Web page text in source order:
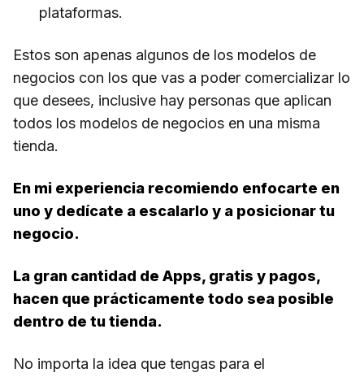
plataformas.
Estos son apenas algunos de los modelos de
negocios con los que vas a poder comercializar lo
que desees, inclusive hay personas que aplican
todos los modelos de negocios en una misma
tienda.
En mi experiencia recomiendo enfocarte en
uno y dedícate a escalarlo y a posicionar tu
negocio.
La gran cantidad de Apps, gratis y pagos,
hacen que prácticamente todo sea posible
dentro de tu tienda.
No importa la idea que tengas para el